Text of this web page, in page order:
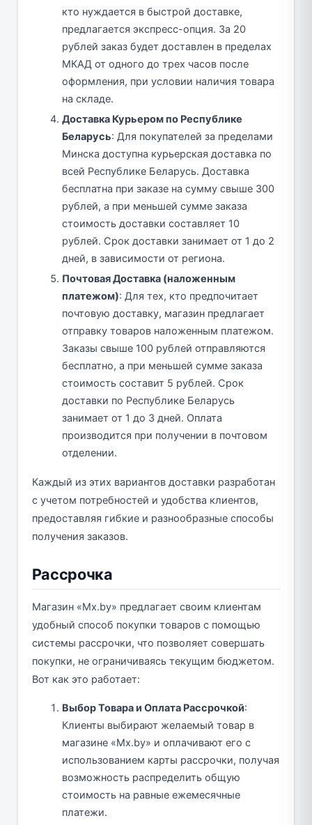
кто нуждается в быстрой доставке,
предлагается экспресс-опция. За 20
рублей заказ будет доставлен в пределах
МКАД от одного до трех часов после
оформления, при условии наличия товара
на складе.
Доставка Курьером по Республике
Беларусь: Для покупателей за пределами
Минска доступна курьерская доставка по
всей Республике Беларусь. Доставка
бесплатна при заказе на сумму свыше 300
рублей, а при меньшей сумме заказа
стоимость доставки составляет 10
рублей. Срок доставки занимает от 1 до 2
дней, в зависимости от региона.
Почтовая Доставка (наложенным
платежом): Для тех, кто предпочитает
почтовую доставку, магазин предлагает
отправку товаров наложенным платежом.
Заказы свыше 100 рублей отправляются
бесплатно, а при меньшей сумме заказа
стоимость составит 5 рублей. Срок
доставки по Республике Беларусь
занимает от 1 до 3 дней. Оплата
производится при получении в почтовом
отделении.
Каждый из этих вариантов доставки разработан
с учетом потребностей и удобства клиентов,
предоставляя гибкие и разнообразные способы
получения заказов.
Рассрочка
Магазин «Mx.by» предлагает своим клиентам
удобный способ покупки товаров с помощью
системы рассрочки, что позволяет совершать
покупки, не ограничиваясь текущим бюджетом.
Вот как это работает:
Выбор Товара и Оплата Рассрочкой:
Клиенты выбирают желаемый товар в
магазине «Mx.by» и оплачивают его с
использованием карты рассрочки, получая
возможность распределить общую
стоимость на равные ежемесячные
платежи.